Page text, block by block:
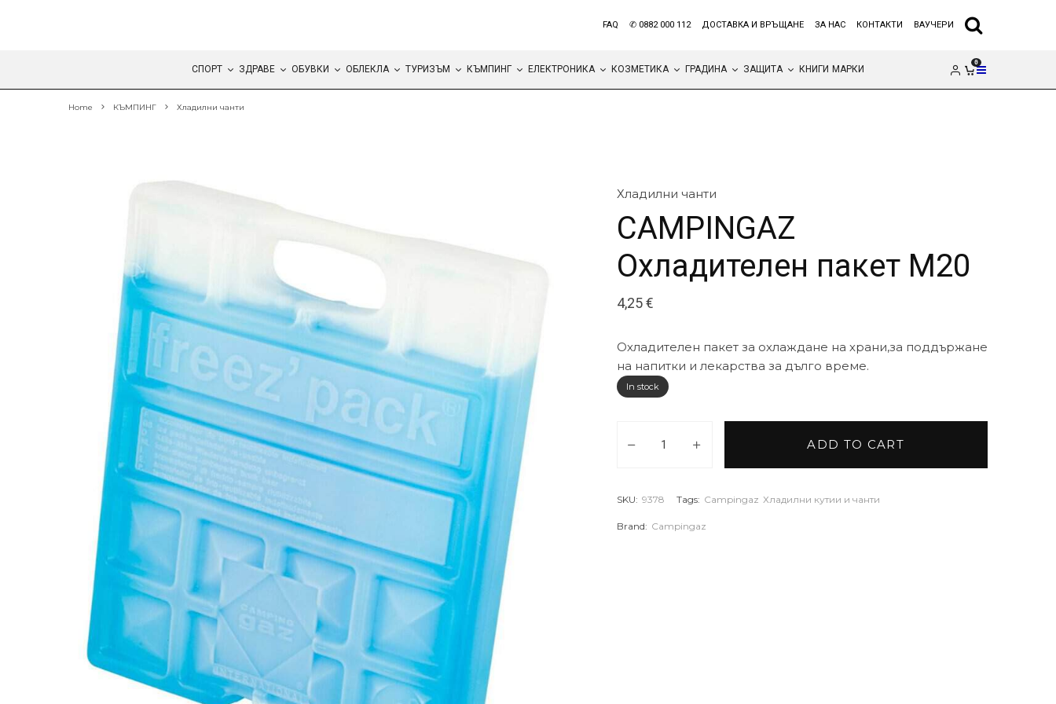
FAQ ✆ 0882 000 112 ДОСТАВКА И ВРЪЩАНЕ ЗА НАС КОНТАКТИ ВАУЧЕРИ
СПОРТ ЗДРАВЕ ОБУВКИ ОБЛЕКЛА ТУРИЗЪМ КЪМПИНГ ЕЛЕКТРОНИКА КОЗМЕТИКА ГРАДИНА ЗАЩИТА КНИГИ МАРКИ
0
Home КЪМПИНГ Хладилни чанти
Хладилни чанти
CAMPINGAZ
Охладителен пакет М20
4,25€
Oхладителен пакет за охлаждане на храни,за поддържане
на напитки и лекарства за дълго време.
In stock
CAMPINGAZ Охладителен пакет М20 quantity
ADD TO CART
SKU: 9378 Tags: Campingaz Хладилни кутии и чанти
Brand: Campingaz